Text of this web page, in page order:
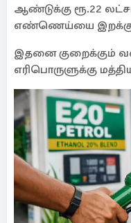
ஆண்டுக்கு ரூ.22
எண்ணெய்யை
இதனை குறைக்கும்
எரிபொருளுக்கு